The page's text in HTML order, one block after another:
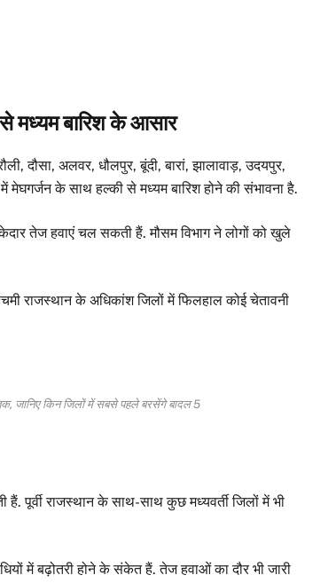
मध्यम बारिश के आसार
दौसा, अलवर, धौलपुर, बूंदी, बारां, झालावाड़, उदयपुर,
मेघगर्जन के साथ हल्की से मध्यम बारिश होने की संभावना है.
तेज हवाएं चल सकती हैं. मौसम विभाग ने लोगों को खुले
राजस्थान के अधिकांश जिलों में फिलहाल कोई चेतावनी
जानिए किन जिलों में सबसे पहले बरसेंगे बादल 5
पूर्वी राजस्थान के साथ-साथ कुछ मध्यवर्ती जिलों में भी
में बढ़ोतरी होने के संकेत हैं. तेज हवाओं का दौर भी जारी